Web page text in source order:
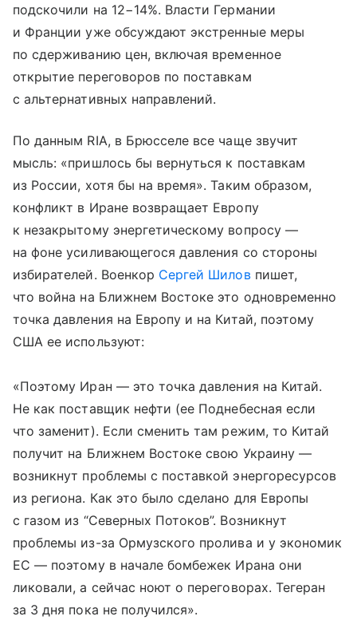
подскочили на 12−14%. Власти Германии
и Франции уже обсуждают экстренные меры
по сдерживанию цен, включая временное
открытие переговоров по поставкам
с альтернативных направлений.
По данным RIA, в Брюсселе все чаще звучит
мысль: «пришлось бы вернуться к поставкам
из России, хотя бы на время». Таким образом,
конфликт в Иране возвращает Европу
к незакрытому энергетическому вопросу —
на фоне усиливающегося давления со стороны
избирателей. Военкор Сергей Шиловпишет,
что война на Ближнем Востоке это одновременно
точка давления на Европу и на Китай, поэтому
США ее используют:
«Поэтому Иран — это точка давления на Китай.
Не как поставщик нефти (ее Поднебесная если
что заменит). Если сменить там режим, то Китай
получит на Ближнем Востоке свою Украину —
возникнут проблемы с поставкой энергоресурсов
из региона. Как это было сделано для Европы
с газом из “Северных Потоков”. Возникнут
проблемы из-за Ормузского пролива и у экономик
ЕС — поэтому в начале бомбежек Ирана они
ликовали, а сейчас ноют о переговорах. Тегеран
за 3 дня пока не получился».